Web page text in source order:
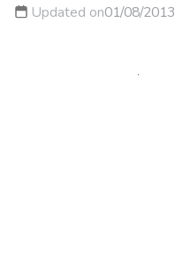
Updated on01/08/2013